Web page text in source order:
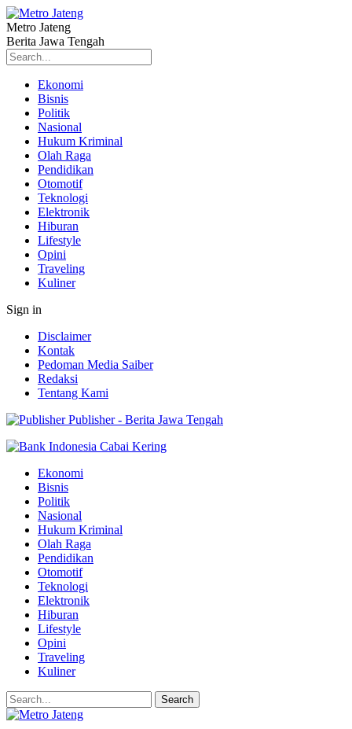
Metro Jateng
Berita Jawa Tengah
Ekonomi
Bisnis
Politik
Nasional
Hukum Kriminal
Olah Raga
Pendidikan
Otomotif
Teknologi
Elektronik
Hiburan
Lifestyle
Opini
Traveling
Kuliner
Sign in
Disclaimer
Kontak
Pedoman Media Saiber
Redaksi
Tentang Kami
Publisher - Berita Jawa Tengah
Ekonomi
Bisnis
Politik
Nasional
Hukum Kriminal
Olah Raga
Pendidikan
Otomotif
Teknologi
Elektronik
Hiburan
Lifestyle
Opini
Traveling
Kuliner